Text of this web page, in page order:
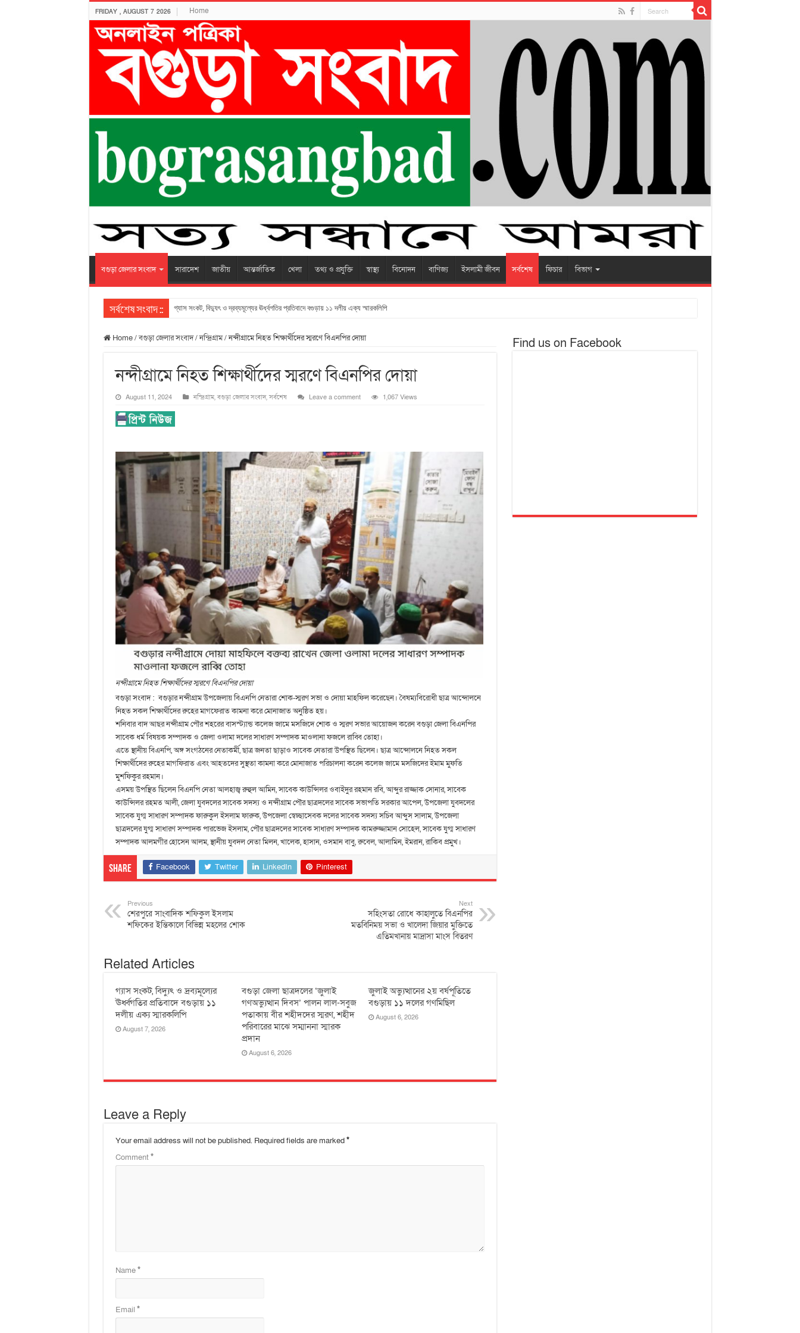
FRIDAY , AUGUST 7 2026 Home
বগুড়া জেলার সংবাদ সারাদেশ জাতীয় আন্তর্জাতিক খেলা তথ্য ও প্রযুক্তি স্বাস্থ্য বিনোদন বাণিজ্য ইসলামী জীবন সর্বশেষ ফিচার বিভাগ
সর্বশেষ সংবাদ :: গ্যাস সংকট, বিদ্যুৎ ও দ্রব্যমূল্যের ঊর্ধ্বগতির প্রতিবাদে বগুড়ায় ১১ দলীয় এক্য স্মারকলিপি
Home/বগুড়া জেলার সংবাদ/নন্দ্রিগ্রাম/নন্দীগ্রামে নিহত শিক্ষার্থীদের স্মরণে বিএনপির দোয়া
নন্দীগ্রামে নিহত শিক্ষার্থীদের স্মরণে বিএনপির দোয়া
August 11, 2024 নন্দ্রিগ্রাম,বগুড়া জেলার সংবাদ,সর্বশেষ Leave a comment 1,067 Views
নন্দীগ্রামে নিহত শিক্ষার্থীদের স্মরণে বিএনপির দোয়া
বগুড়া সংবাদ : বগুড়ার নন্দীগ্রাম উপজেলায় বিএনপি নেতারা শোক-স্মরণ সভা ও দোয়া মাহফিল করেছেন। বৈষম্যবিরোধী ছাত্র আন্দোলনে
নিহত সকল শিক্ষার্থীদের রুহের মাগফেরাত কামনা করে মোনাজাত অনুষ্ঠিত হয়।
শনিবার বাদ আছর নন্দীগ্রাম পৌর শহরের বাসস্ট্যান্ড কলেজ জামে মসজিদে শোক ও স্মরণ সভার আয়োজন করেন বগুড়া জেলা বিএনপির
সাবেক ধর্ম বিষয়ক সম্পাদক ও জেলা ওলামা দলের সাধারণ সম্পাদক মাওলানা ফজলে রাব্বি তোহা।
এতে স্থানীয় বিএনপি, অঙ্গ সংগঠনের নেতাকর্মী, ছাত্র জনতা ছাড়াও সাবেক নেতারা উপস্থিত ছিলেন। ছাত্র আন্দোলনে নিহত সকল
শিক্ষার্থীদের রুহের মাগফিরাত এবং আহতদের সুস্থতা কামনা করে মোনাজাত পরিচালনা করেন কলেজ জামে মসজিদের ইমাম মুফতি
মুশফিকুর রহমান।
এসময় উপস্থিত ছিলেন বিএনপি নেতা আলহাজ্ব রুহুল আমিন, সাবেক কাউন্সিলর ওবাইদুর রহমান রবি, আব্দুর রাজ্জাক সোনার, সাবেক
কাউন্সিলর রহমত আলী, জেলা যুবদলের সাবেক সদস্য ও নন্দীগ্রাম পৌর ছাত্রদলের সাবেক সভাপতি সরকার আপেল, উপজেলা যুবদলের
সাবেক যুগ্ম সাধারণ সম্পাদক ফারুকুল ইসলাম ফারুক, উপজেলা স্বেচ্ছাসেবক দলের সাবেক সদস্য সচিব আব্দুস সালাম, উপজেলা
ছাত্রদলের যুগ্ম সাধারণ সম্পাদক পারভেজ ইসলাম, পৌর ছাত্রদলের সাবেক সাধারণ সম্পাদক কামরুজ্জামান সোহেল, সাবেক যুগ্ম সাধারণ
সম্পাদক আলমগীর হোসেন আলম, স্থানীয় যুবদল নেতা মিলন, খালেক, হাসান, ওসমান বাবু, রুবেল, আলামিন, ইমরান, রাকিব প্রমুখ।
Share Facebook Twitter LinkedIn Pinterest
Previous
শেরপুরে সাংবাদিক শফিকুল ইসলাম
শফিকের ইন্তিকালে বিভিন্ন মহলের শোক
Next
সহিংসতা রোধে কাহালুতে বিএনপির
মতবিনিময় সভা ও খালেদা জিয়ার মুক্তিতে
এতিমখানায় মাদ্রাসা মাংস বিতরণ
Related Articles
গ্যাস সংকট, বিদ্যুৎ ও দ্রব্যমূল্যের
ঊর্ধ্বগতির প্রতিবাদে বগুড়ায় ১১
দলীয় এক্য স্মারকলিপি
August 7, 2026
বগুড়া জেলা ছাত্রদলের ‘জুলাই
গণঅভ্যুত্থান দিবস’ পালন লাল-সবুজ
পতাকায় বীর শহীদদের স্মরণ, শহীদ
পরিবারের মাঝে সম্মাননা স্মারক
প্রদান
August 6, 2026
জুলাই অভ্যুত্থানের ২য় বর্ষপূতিতে
বগুড়ায় ১১ দলের গণমিছিল
August 6, 2026
Leave a Reply
Your email address will not be published. Required fields are marked*
Comment*
Name*
Email *
Find us on Facebook